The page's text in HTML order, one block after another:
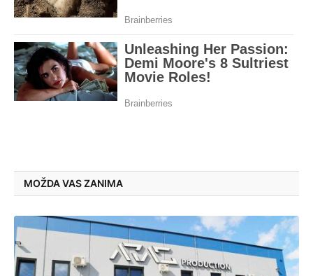
MOŽDA VAS ZANIMA